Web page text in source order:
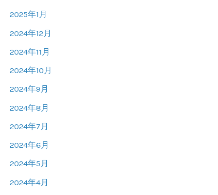
2025年1月
2024年12月
2024年11月
2024年10月
2024年9月
2024年8月
2024年7月
2024年6月
2024年5月
2024年4月